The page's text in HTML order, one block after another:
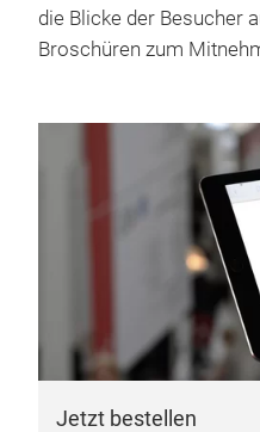
die Blicke der Besucher
Broschüren zum
Jetzt bestellen